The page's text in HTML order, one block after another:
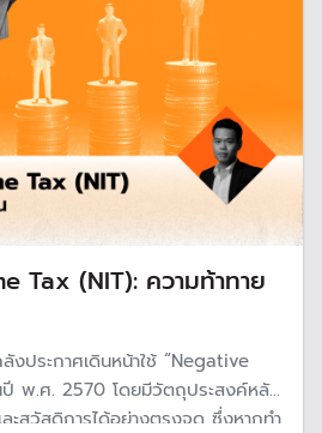
Tax (NIT): ความท้าทาย
งประกาศเดินหน้าใช้ “Negative
ปี พ.ศ. 2570 โดยมีวัตถุประสงค์หลัก
ะสวัสดิการได้อย่างตรงจุด ซึ่งหากทำ